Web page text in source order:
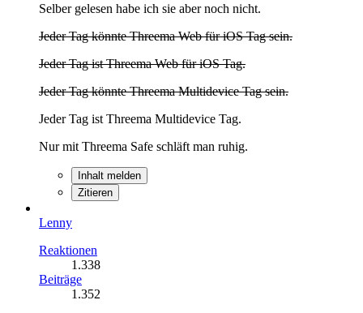
Selber gelesen habe ich sie aber noch nicht.
Jeder Tag könnte Threema Web für iOS Tag sein.
Jeder Tag ist Threema Web für iOS Tag.
Jeder Tag könnte Threema Multidevice Tag sein.
Jeder Tag ist Threema Multidevice Tag.
Nur mit Threema Safe schläft man ruhig.
Inhalt melden
Zitieren
Lenny
Reaktionen
1.338
Beiträge
1.352